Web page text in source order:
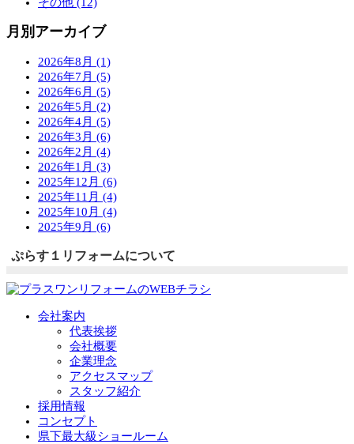
月別アーカイブ
2026年8月 (1)
2026年7月 (5)
2026年6月 (5)
2026年5月 (2)
2026年4月 (5)
2026年3月 (6)
2026年2月 (4)
2026年1月 (3)
2025年12月 (6)
2025年11月 (4)
2025年10月 (4)
2025年9月 (6)
ぷらす１リフォームについて
会社案内
代表挨拶
会社概要
企業理念
アクセスマップ
スタッフ紹介
採用情報
コンセプト
県下最大級ショールーム